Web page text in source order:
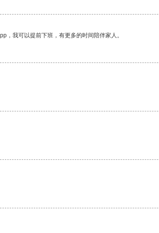
，我可以提前下班，有更多的时间陪伴家人。